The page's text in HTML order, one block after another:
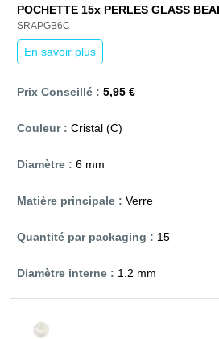
POCHETTE 15x PERLES GLASS
SRAPGB6C
En savoir plus
5,95 €
Cristal (C)
6 mm
Verre
15
1.2 mm